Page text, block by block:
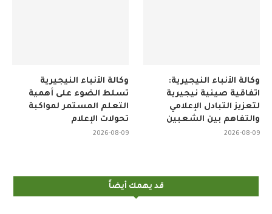
وكالة الأنباء النيجيرية
تسلط الضوء على أهمية
التعلم المستمر لمواكبة
تحولات الإعلام
2026-08-09
وكالة الأنباء النيجيرية:
اتفاقية صينية نيجيرية
لتعزيز التبادل الإعلامي
والتفاهم بين الشعبين
2026-08-09
قد يهمك أيضاً